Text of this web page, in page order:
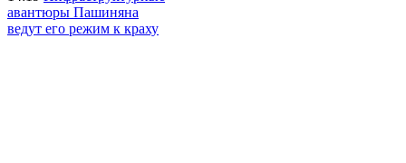
авантюры Пашиняна
ведут его режим к краху